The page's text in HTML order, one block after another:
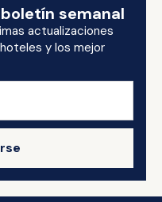
semanal
actualizaciones
y los mejor